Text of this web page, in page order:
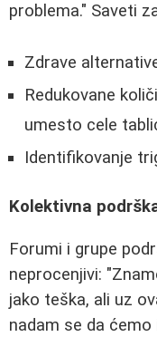
problema." Saveti
Zdrave
Redukovane
umesto cele
Identifikovanje
Kolektivna
Forumi i grupe
neprocenjivi:
jako teška, ali uz
nadam se da